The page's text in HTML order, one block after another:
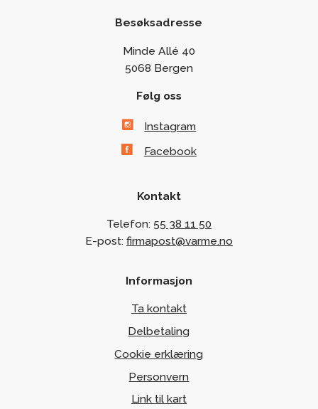
Besøksadresse
Minde Allé 40
5068 Bergen
Følg oss
Instagram
Facebook
Kontakt
Telefon: 55 38 11 50
E-post: firmapost@varme.no
Informasjon
Ta kontakt
Delbetaling
Cookie erklæring
Personvern
Link til kart